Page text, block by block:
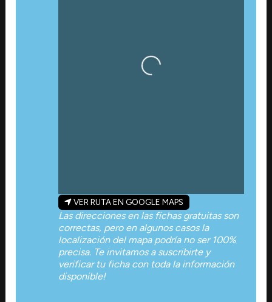
Cargando…
VER RUTA EN GOOGLE MAPS
Las direcciones en las fichas gratuitas son
correctas, pero en algunos casos la
localización del mapa podría no ser 100%
precisa. Te invitamos a suscribirte y
verificar tu ficha con toda la información
disponible!